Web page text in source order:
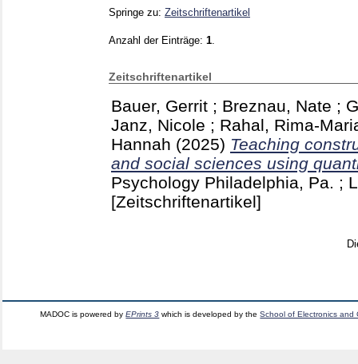
Springe zu: Zeitschriftenartikel
Anzahl der Einträge: 1
Zeitschriftenartikel
Bauer, Gerrit ; Breznau, Nate ;
Janz, Nicole ; Rahal, Rima-
Hannah (2025) Teaching
and social sciences using
Psychology Philadelphia, Pa. ;
[Zeitschriftenartikel]
MADOC is powered byEPrints 3 which is developed by theSchool of Electronics and